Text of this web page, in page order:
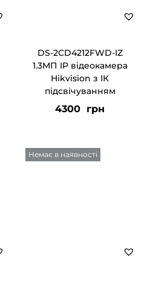
DS-2CD4212FWD-IZ
1.3МП IP відеокамера
Hikvision з ІК
підсвічуванням
4300 грн
Немає в наявності